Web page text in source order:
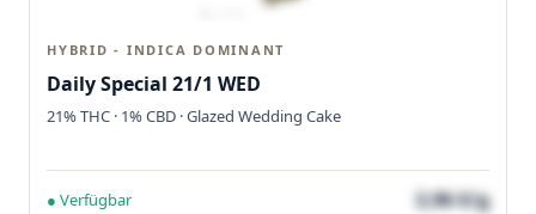
HYBRID - INDICA DOMINANT
Daily Special 21/1 WED
21% THC · 1% CBD · Glazed Wedding Cake
● Verfügbar 3,96 €/g